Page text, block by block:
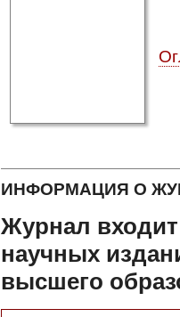
ИНФОРМАЦИЯ О
Журнал
научных
высшего